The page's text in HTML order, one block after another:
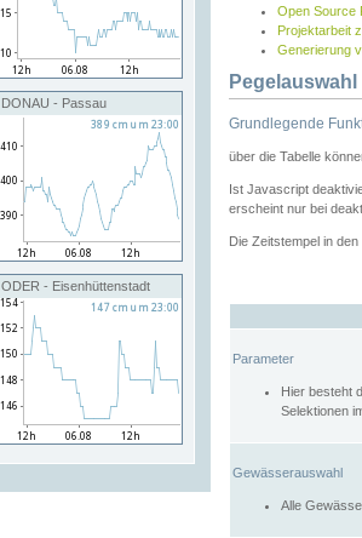
DONAU - Passau
ODER - Eisenhüttenstadt
Open Source
Projektarbeit
Generierung
Grundlegende
über die Tabelle
Ist Javascript
erscheint nur bei
Die Zeitstempel in
Parameter
Hier besteht
Selektionen
Gewässerauswahl
Alle